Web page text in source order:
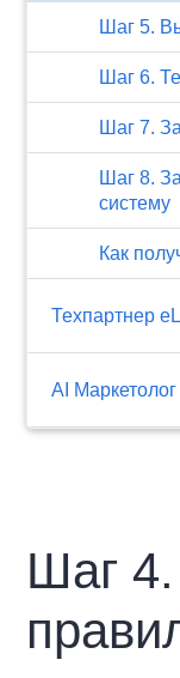
Шаг 5.
Шаг 6.
Шаг 7.
Шаг 8.
систему
Как
Техпартнер
AI Маркетолог
Шаг